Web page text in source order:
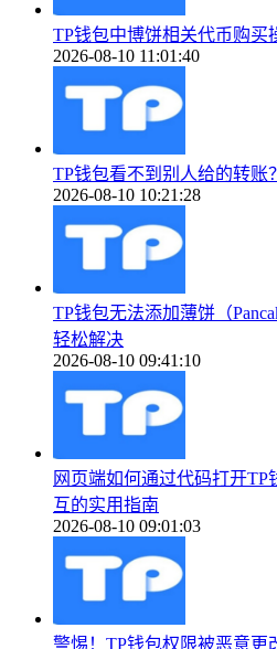
TP钱包中博饼相关代币购买
2026-08-10 11:01:40
TP钱包看不到别人给的转账
2026-08-10 10:21:28
TP钱包无法添加薄饼（
轻松解决
2026-08-10 09:41:10
网页端如何通过代码打开
互的实用指南
2026-08-10 09:01:03
警惕！TP钱包权限被恶意更